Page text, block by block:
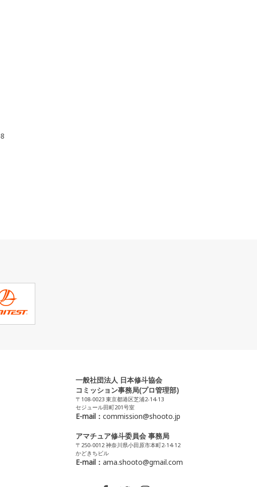
一般社団法人 日本修斗協会
コミッション事務局(プロ管理部)
〒108-0023 東京都港区芝浦2-14-13
セジュール田町201号室
E-mail： commission@shooto.jp
アマチュア修斗委員会 事務局
〒250-0012 神奈川県小田原市本町2-14-12
かどきちビル
E-mail： ama.shooto@gmail.com